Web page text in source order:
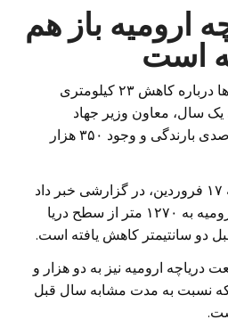
ارومیه باز هم
است
هم زمان با انتشار گزارش‌ها درباره کاهش ۲۳ کیلومتری
سال، معاون وزیر جهاد
کشاورزی از کاهش ۵۰ درصدی بارندگی و وجود ۳۵۰ هزار
خبرگزاری ایسنا روز جمعه ۱۷ فروردین، در گزارشی خبر داد
که تراز سطح آب دریاچه ارومیه به ۱۲۷۰ متر از سطح دریا
ارومیه نیز به دو هزار و
که نسبت به مدت مشابه سال قبل